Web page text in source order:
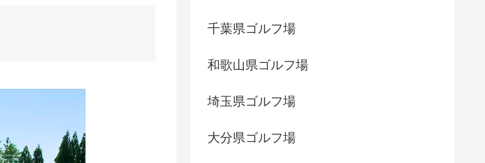
千葉県ゴルフ場
和歌山県ゴルフ場
埼玉県ゴルフ場
大分県ゴルフ場